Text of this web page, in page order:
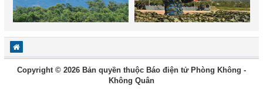
Copyright © 2026 Bản quyền thuộc Báo điện tử Phòng Không -
Không Quân